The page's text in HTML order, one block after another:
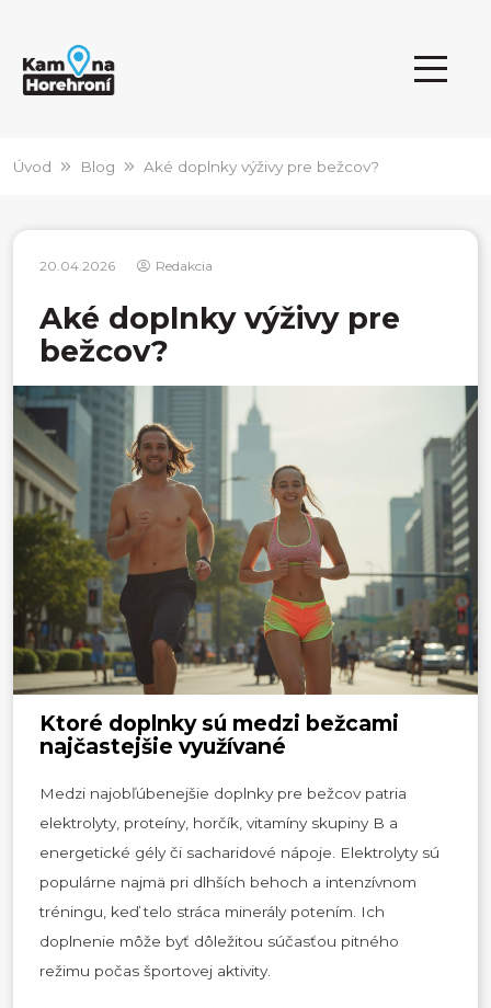
Úvod Blog Aké doplnky výživy pre bežcov?
20.04.2026 Redakcia
Aké doplnky výživy pre
bežcov?
Ktoré doplnky sú medzi bežcami
najčastejšie využívané
Medzi najobľúbenejšie doplnky pre bežcov patria
elektrolyty, proteíny, horčík, vitamíny skupiny B a
energetické gély či sacharidové nápoje. Elektrolyty sú
populárne najmä pri dlhších behoch a intenzívnom
tréningu, keď telo stráca minerály potením. Ich
doplnenie môže byť dôležitou súčasťou pitného
režimu počas športovej aktivity.